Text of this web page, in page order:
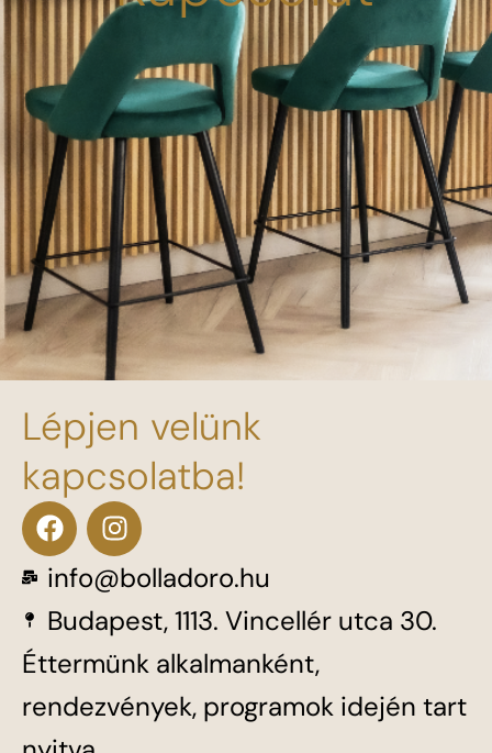
Lépjen velünk
kapcsolatba!
F
a
c
e
b
o
o
k
I
n
s
t
a
g
r
a
info@bolladoro.hu
Budapest, 1113. Vincellér utca 30.
Éttermünk alkalmanként,
rendezvények, programok idején tart